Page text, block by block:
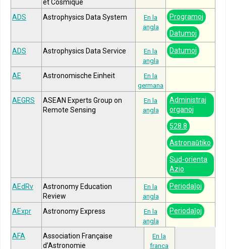
et Cosmique
ADS
Astrophysics Data System
En la
angla
Programoj
Datumoj
ADS Astrophysics Data Service
En la
angla
Datumoj
AE Astronomische Einheit
En la
germana
AEGRS
ASEAN Experts Group on
Remote Sensing
En la
angla
Administraj
organoj
528.8
Astronaŭtiko
Sud-orienta
Azio
AEdRv
Astronomy Education
Review
En la
angla
Periodaĵoj
AExpr Astronomy Express
En la
angla
Periodaĵoj
AFA
Association Française
d’Astronomie
En la
franca